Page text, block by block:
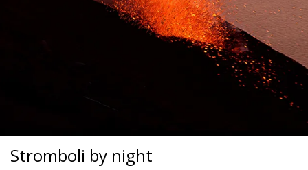
Stromboli by night